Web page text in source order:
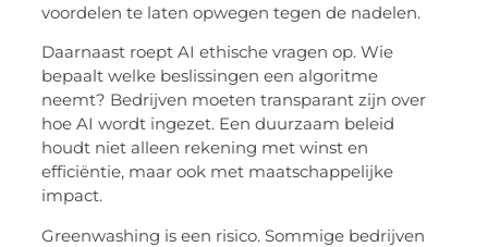
voordelen te laten opwegen tegen de nadelen.
Daarnaast roept AI ethische vragen op. Wie
bepaalt welke beslissingen een algoritme
neemt? Bedrijven moeten transparant zijn over
hoe AI wordt ingezet. Een duurzaam beleid
houdt niet alleen rekening met winst en
efficiëntie, maar ook met maatschappelijke
impact.
Greenwashing is een risico. Sommige bedrijven